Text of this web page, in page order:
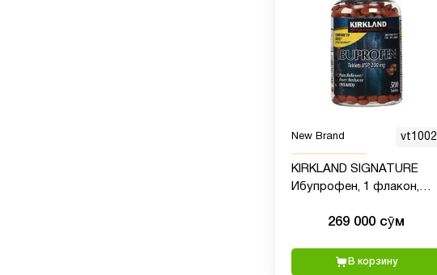
New Brand vt1002
KIRKLAND SIGNATURE
Ибупрофен, 1 флакон,
269 000 сӯм
В корзину